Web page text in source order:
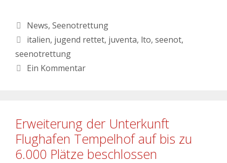
News, Seenotrettung
italien, jugend rettet, juventa, lto, seenot,
seenotrettung
Ein Kommentar
Erweiterung der Unterkunft
Flughafen Tempelhof auf bis zu
6.000 Plätze beschlossen